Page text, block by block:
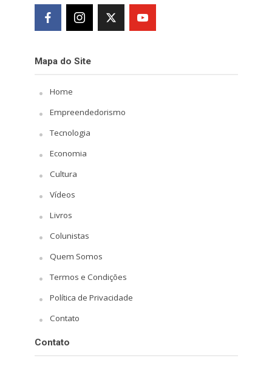
Mapa do Site
Home
Empreendedorismo
Tecnologia
Economia
Cultura
Vídeos
Livros
Colunistas
Quem Somos
Termos e Condições
Política de Privacidade
Contato
Contato